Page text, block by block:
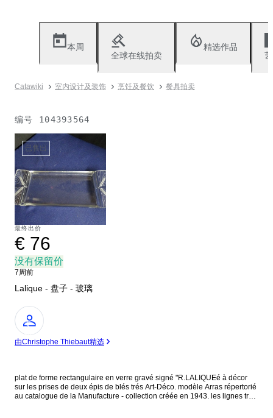
本周
全球在线拍卖
精选作品
Catawiki 室内设计及装饰 烹饪及餐饮 餐具拍卖
编号 104393564
已售出
最终出价
€ 76
没有保留价
7周前
Lalique - 盘子 - 玻璃
专
家
由Christophe Thiebaut精选
plat de forme rectangulaire en verre gravé signé "R.LALIQUEé à décor
sur les prises de deux épis de blés trés Art-Déco. modèle Arras répertorié
au catalogue de la Manufacture - collection créée en 1943. les lignes trés